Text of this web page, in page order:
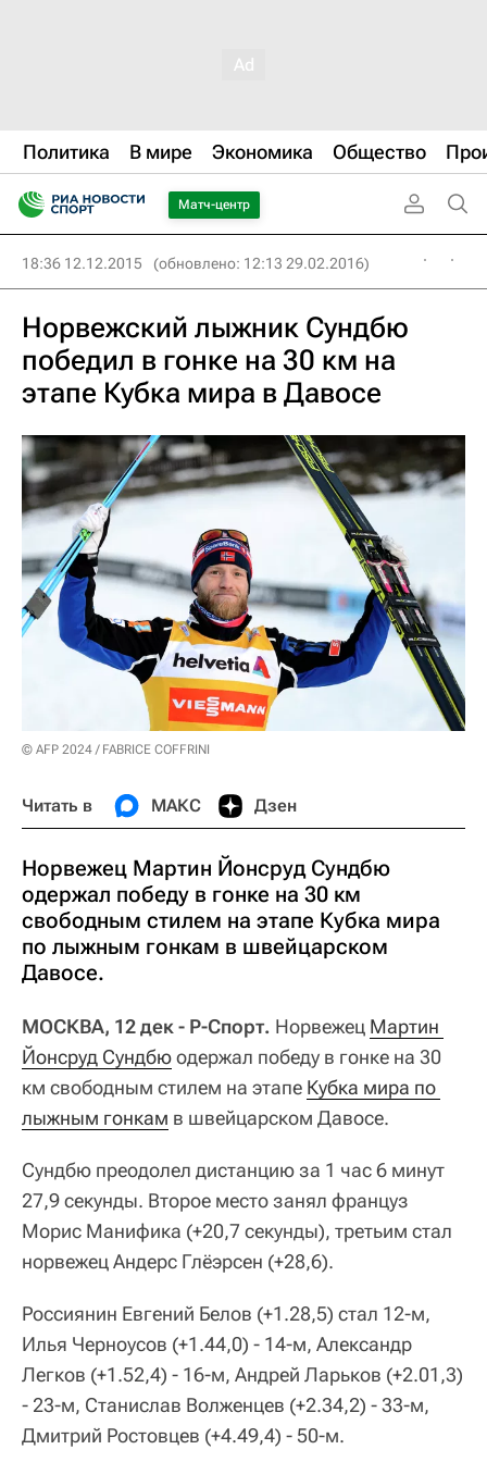
Политика В мире Экономика Общество
Матч-центр
18:36 12.12.2015 (обновлено: 12:13 29.02.2016)
Норвежский лыжник Сундбю
победил в гонке на 30 км на
этапе Кубка мира в Давосе
© AFP 2024 / FABRICE COFFRINI
Читать в МАКС Дзен
Норвежец Мартин Йонсруд Сундбю
одержал победу в гонке на 30 км
свободным стилем на этапе Кубка мира
по лыжным гонкам в швейцарском
Давосе.
МОСКВА, 12 дек - Р-Спорт. Норвежец Мартин
Йонсруд Сундбюодержал победу в гонке на 30
км свободным стилем на этапе Кубка мира по
лыжным гонкам в швейцарском Давосе.
Сундбю преодолел дистанцию за 1 час 6 минут
27,9 секунды. Второе место занял француз
Морис Манифика (+20,7 секунды), третьим стал
норвежец Андерс Глёэрсен (+28,6).
Россиянин Евгений Белов (+1.28,5) стал 12-м,
Илья Черноусов (+1.44,0) - 14-м, Александр
Легков (+1.52,4) - 16-м, Андрей Ларьков (+2.01,3)
- 23-м, Станислав Волженцев (+2.34,2) - 33-м,
Дмитрий Ростовцев (+4.49,4) - 50-м.